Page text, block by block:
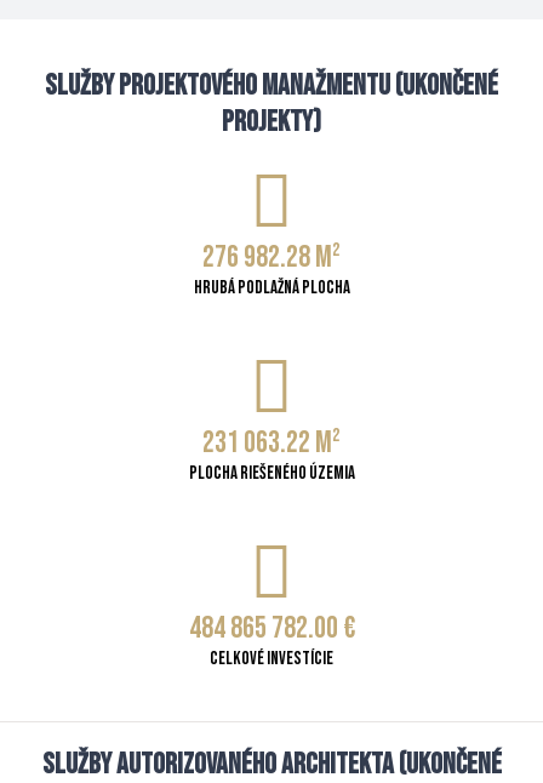
Služby projektového manažmentu (ukončené
projekty)
276 982.28m²
Hrubá podlažná plocha
231 063.22m²
Plocha riešeného územia
484 865 782.00€
Celkové investície
Služby autorizovaného architekta (ukončené